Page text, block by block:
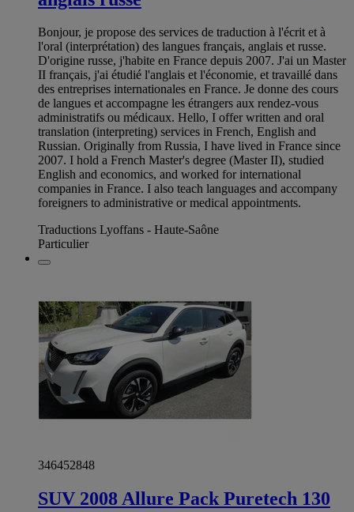
Bonjour, je propose des services de traduction à l'écrit et à
l'oral (interprétation) des langues français, anglais et russe.
D'origine russe, j'habite en France depuis 2007. J'ai un Master
II français, j'ai étudié l'anglais et l'économie, et travaillé dans
des entreprises internationales en France. Je donne des cours
de langues et accompagne les étrangers aux rendez-vous
administratifs ou médicaux. Hello, I offer written and oral
translation (interpreting) services in French, English and
Russian. Originally from Russia, I have lived in France since
2007. I hold a French Master's degree (Master II), studied
English and economics, and worked for international
companies in France. I also teach languages ​​and accompany
foreigners to administrative or medical appointments.
Traductions Lyoffans - Haute-Saône
Particulier
346452848
SUV 2008 Allure Pack Puretech 130